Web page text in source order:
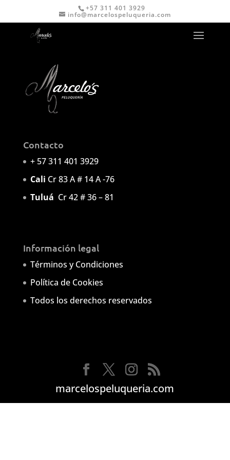
+57 311 401 3929
info@marcelospeluqueria.com
Contacto
+ 57 311 401 3929
Cali Cr 83 A # 14 A -76
Tuluá Cr 42 # 36 – 81
Información legal
Términos y Condiciones
Política de Cookies
Todos los derechos reservados
marcelospeluqueria.com